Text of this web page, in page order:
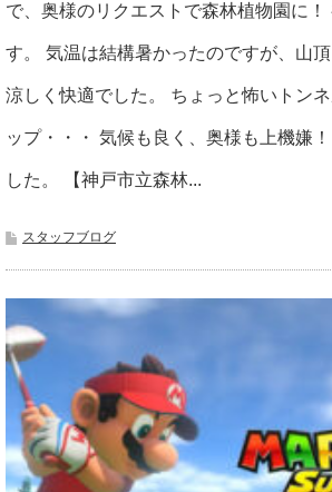
で、奥様のリクエストで森林植物園に
す。 気温は結構暑かったのですが、山頂
涼しく快適でした。 ちょっと怖いトン
ップ・・・ 気候も良く、奥様も上機嫌
した。 【神戸市立森林...
スタッフブログ